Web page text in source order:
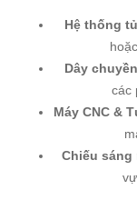
Hệ thống
Dây
các
Máy CNC &
Chiếu